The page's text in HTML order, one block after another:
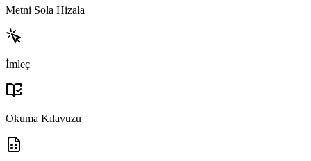
Metni Sola Hizala
İmleç
Okuma Kılavuzu